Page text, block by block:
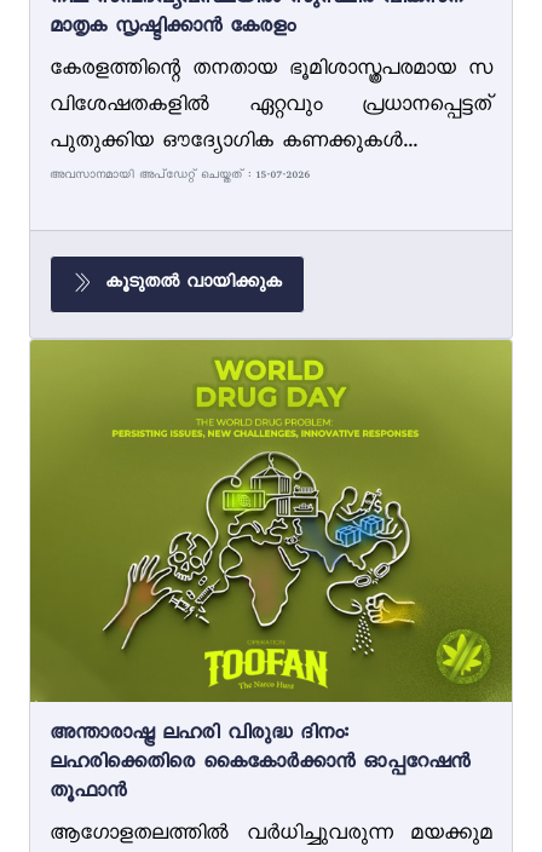
മാതൃക സൃഷ്ടിക്കാൻ കേരളം
കേരളത്തിന്റെ തനതായ ഭൂമിശാസ്ത്രപരമായ സ
വിശേഷതകളിൽ ഏറ്റവും പ്രധാനപ്പെട്ടത്
പുതുക്കിയ ഔദ്യോഗിക കണക്കുകൾ...
അവസാനമായി അപ്ഡേറ്റ് ചെയ്തത് : 15-07-2026
കൂടുതൽ വായിക്കുക
അന്താരാഷ്ട്ര ലഹരി വിരുദ്ധ ദിനം:
ലഹരിക്കെതിരെ കൈകോർക്കാൻ ഓപ്പറേഷൻ
തൂഫാൻ
ആഗോളതലത്തിൽ വർധിച്ചുവരുന്ന മയക്കുമ